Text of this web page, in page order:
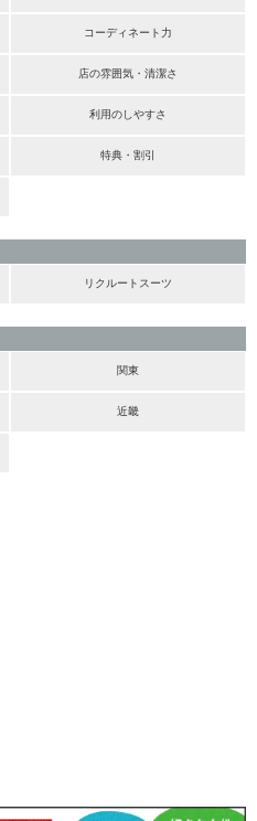
コーディネート力
店の雰囲気・清潔さ
利用のしやすさ
特典・割引
リクルートスーツ
関東
近畿